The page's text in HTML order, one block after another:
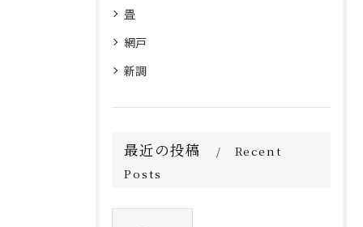
畳
網戸
新調
最近の投稿
Recent
Posts